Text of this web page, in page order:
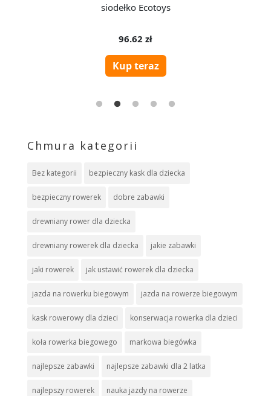
Chmura kategorii
Bez kategorii bezpieczny kask dla dziecka
bezpieczny rowerek dobre zabawki
drewniany rower dla dziecka
drewniany rowerek dla dziecka jakie zabawki
jaki rowerek jak ustawić rowerek dla dziecka
jazda na rowerku biegowym jazda na rowerze biegowym
kask rowerowy dla dzieci konserwacja rowerka dla dzieci
koła rowerka biegowego markowa biegówka
najlepsze zabawki najlepsze zabawki dla 2 latka
najlepszy rowerek nauka jazdy na rowerze